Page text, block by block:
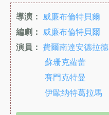
導演： 威廉布倫特貝爾
編劇： 威廉布倫特貝爾
演員： 費爾南達安德拉德
蘇珊克蘿蕾
賽門克特曼
伊歐纳特葛拉馬